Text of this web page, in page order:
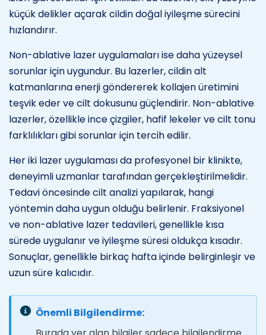
küçük delikler açarak cildin doğal iyileşme sürecini
hızlandırır.
Non-ablative lazer uygulamaları ise daha yüzeysel
sorunlar için uygundur. Bu lazerler, cildin alt
katmanlarına enerji göndererek kollajen üretimini
teşvik eder ve cilt dokusunu güçlendirir. Non-ablative
lazerler, özellikle ince çizgiler, hafif lekeler ve cilt tonu
farklılıkları gibi sorunlar için tercih edilir.
Her iki lazer uygulaması da profesyonel bir klinikte,
deneyimli uzmanlar tarafından gerçekleştirilmelidir.
Tedavi öncesinde cilt analizi yapılarak, hangi
yöntemin daha uygun olduğu belirlenir. Fraksiyonel
ve non-ablative lazer tedavileri, genellikle kısa
sürede uygulanır ve iyileşme süresi oldukça kısadır.
Sonuçlar, genellikle birkaç hafta içinde belirginleşir ve
uzun süre kalıcıdır.
Önemli Bilgilendirme: